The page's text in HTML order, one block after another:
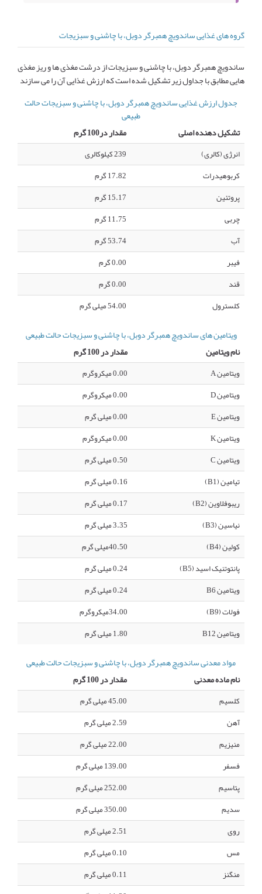
گروه های غذایی ساندویچ همبرگر دوبل، با چاشنی و سبزیجات
ساندویچ همبرگر دوبل، با چاشنی و سبزیجات از درشت مغذی ها و ریز مغذی
هایی مطابق با جداول زیر تشکیل شده است که ارزش غذایی آن را می سازند
جدول ارزش غذایی ساندویچ همبرگر دوبل، با چاشنی و سبزیجات حالت
طبیعی
تشکیل دهنده اصلی
مقدار در100 گرم
انرژی (کالری)
239 کیلوکالری
کربوهیدرات
17.82 گرم
پروتئین
15.17 گرم
چربی
11.75 گرم
آب
53.74 گرم
فیبر
0.00 گرم
قند
0.00 گرم
کلسترول
54.00 میلی گرم
ویتامین های ساندویچ همبرگر دوبل، با چاشنی و سبزیجات حالت طبیعی
نام ویتامین
مقدار در 100 گرم
ویتامین A
0.00 میکروگرم
ویتامین D
0.00 میکروگرم
ویتامین E
0.00 میلی گرم
ویتامین K
0.00 میکروگرم
ویتامین C
0.50 میلی گرم
تیامین (B1)
0.16 میلی گرم
ریبوفلاوین (B2)
0.17 میلی گرم
نیاسین (B3)
3.35 میلی گرم
کولین (B4)
40.50میلی گرم
پانتوتنیک اسید (B5)
0.24 میلی گرم
ویتامین B6
0.24 میلی گرم
فولات (B9)
34.00میکروگرم
ویتامین B12
1.80 میلی گرم
مواد معدنی ساندویچ همبرگر دوبل، با چاشنی و سبزیجات حالت طبیعی
نام ماده معدنی
مقدار در 100 گرم
کلسیم
45.00 میلی گرم
آهن
2.59 میلی گرم
منیزیم
22.00 میلی گرم
فسفر
139.00 میلی گرم
پتاسیم
252.00 میلی گرم
سدیم
350.00 میلی گرم
روی
2.51 میلی گرم
مس
0.10 میلی گرم
منگنز
0.11 میلی گرم